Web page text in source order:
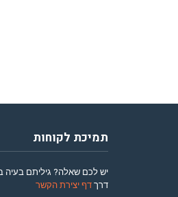
תמיכת לקוחות
יש לכם שאלה? גיליתם
דרךדף יצירת הקשר